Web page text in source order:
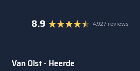
8.9 4.927 reviews
Van Olst - Heerde